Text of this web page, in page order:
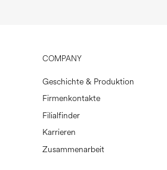
COMPANY
Geschichte & Produktion
Firmenkontakte
Filialfinder
Karrieren
Zusammenarbeit